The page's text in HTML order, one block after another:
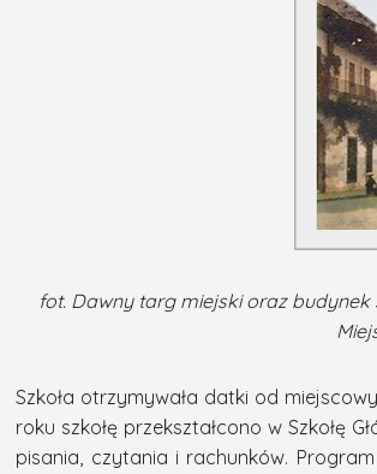
fot. Dawny targ miejski oraz budynek
Szkoła otrzymywała datki od
roku szkołę przekształcono w Szkołę
pisania, czytania i rachunków.